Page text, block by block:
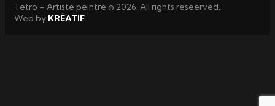
Tetro – Artiste peintre © 2026. All rights reseerved.
Web by KRÉATIF